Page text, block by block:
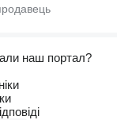
наш портал?